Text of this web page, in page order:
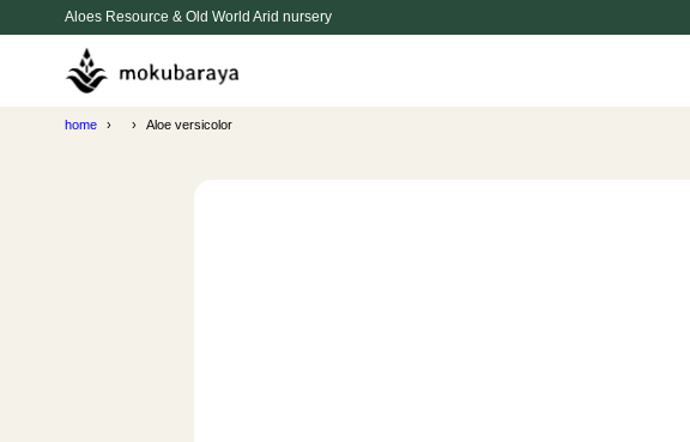
Aloes Resource & Old World Arid nursery
home Aloe versicolor